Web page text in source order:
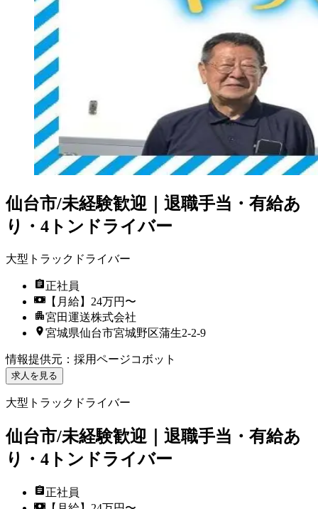
仙台市/未経験歓迎｜退職手当・有給あ
り・4トンドライバー
大型トラックドライバー
正社員
【月給】24万円〜
宮田運送株式会社
宮城県仙台市宮城野区蒲生2-2-9
情報提供元 ： 採用ページコボット
求人を見る
大型トラックドライバー
仙台市/未経験歓迎｜退職手当・有給あ
り・4トンドライバー
正社員